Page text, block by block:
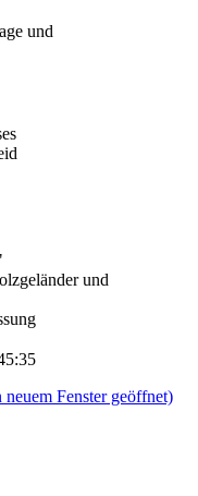
und
und
Fenster geöffnet)